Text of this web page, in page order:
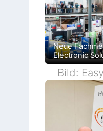
Neue
Electronic
Bild: